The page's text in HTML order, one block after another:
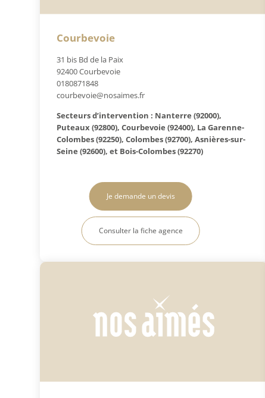
Courbevoie
31 bis Bd de la Paix
92400 Courbevoie
0180871848
courbevoie@nosaimes.fr
Secteurs d’intervention : Nanterre (92000),
Puteaux (92800), Courbevoie (92400), La Garenne-
Colombes (92250), Colombes (92700), Asnières-sur-
Seine (92600), et Bois-Colombes (92270)
Je demande un devis
Consulter la fiche agence